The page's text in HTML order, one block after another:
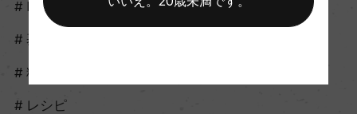
howto
基礎知識
料理に合う
レシピ